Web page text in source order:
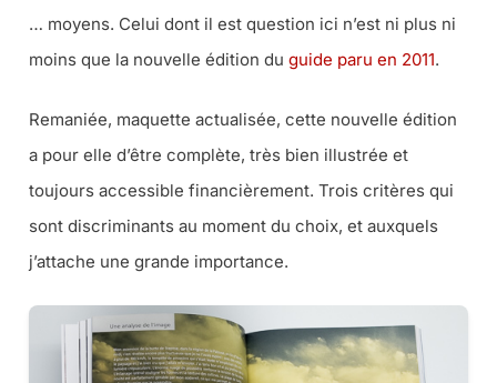
… moyens. Celui dont il est question ici n’est ni plus ni
moins que la nouvelle édition du guide paru en 2011.
Remaniée, maquette actualisée, cette nouvelle édition
a pour elle d’être complète, très bien illustrée et
toujours accessible financièrement. Trois critères qui
sont discriminants au moment du choix, et auxquels
j’attache une grande importance.